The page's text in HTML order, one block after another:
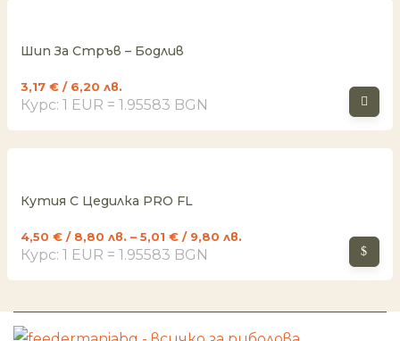
Шип За Стръв – Бодлив
3,17 € / 6,20 лв.
Курс: 1 EUR = 1.95583 BGN
Кутия С Цедилка PRO FL
4,50 € / 8,80 лв. – 5,01 € / 9,80 лв.
Курс: 1 EUR = 1.95583 BGN